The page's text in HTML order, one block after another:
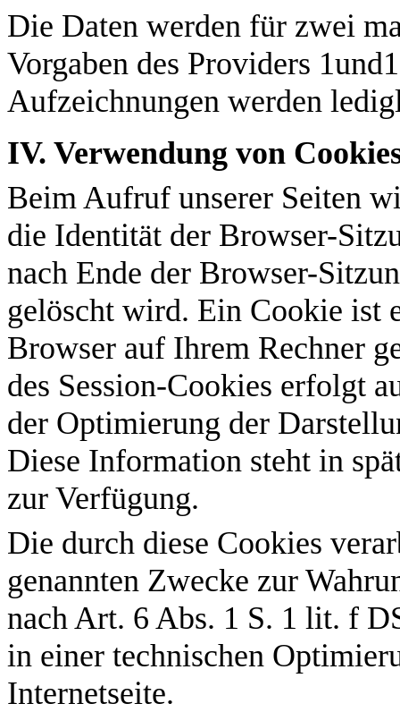
Die Daten werden für zwei
Vorgaben des Providers
Aufzeichnungen werden
IV. Verwendung von
Beim Aufruf unserer Seiten
die Identität der Browser-
nach Ende der Browser-
gelöscht wird. Ein Cookie ist
Browser auf Ihrem Rechner
des Session-Cookies erfolgt
der Optimierung der
Diese Information steht in
zur Verfügung.
Die durch diese Cookies
genannten Zwecke zur
nach Art. 6 Abs. 1 S. 1 lit. f
in einer technischen
Internetseite.